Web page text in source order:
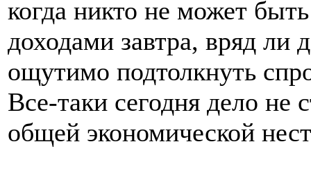
когда никто не может
доходами завтра, вряд ли
ощутимо подтолкнуть
Все-таки сегодня дело не
общей экономической